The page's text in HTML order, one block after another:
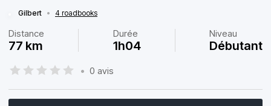
Gilbert • 4 roadbooks
Distance
77 km
Durée
1h04
Niveau
Débutant
• 0 avis